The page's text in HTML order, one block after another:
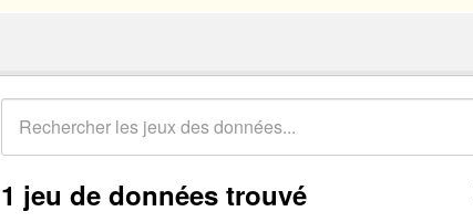
1 jeu de données trouvé